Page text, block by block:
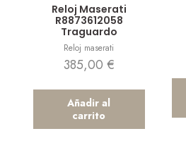
Reloj Maserati
R8873612058
Traguardo
Reloj maserati
385,00 €
Añadir al
carrito